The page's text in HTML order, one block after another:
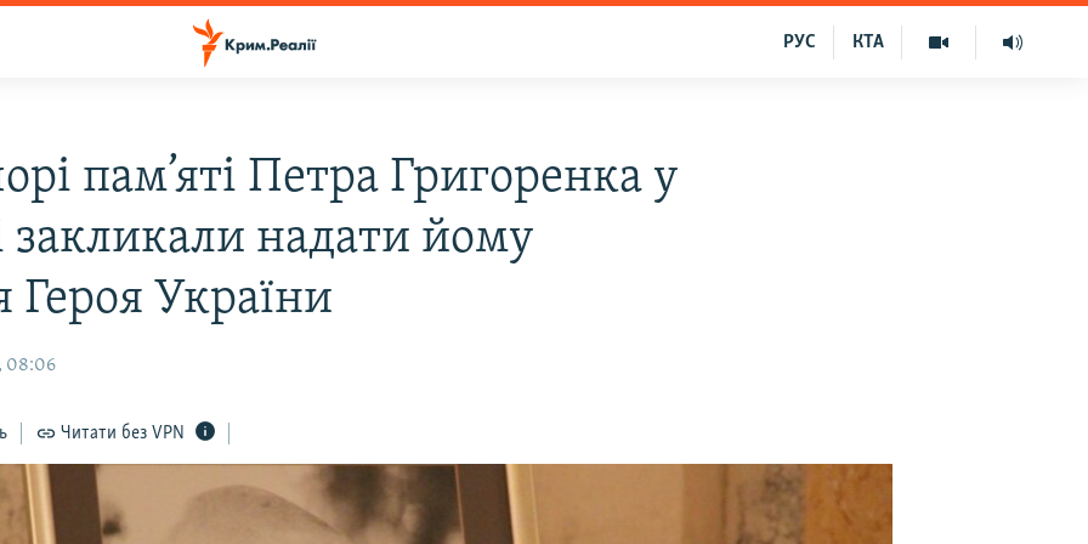
КТА
РУС
пам’яті Петра Григоренка у
закликали надати йому
Героя України
08:06
Читати без VPN